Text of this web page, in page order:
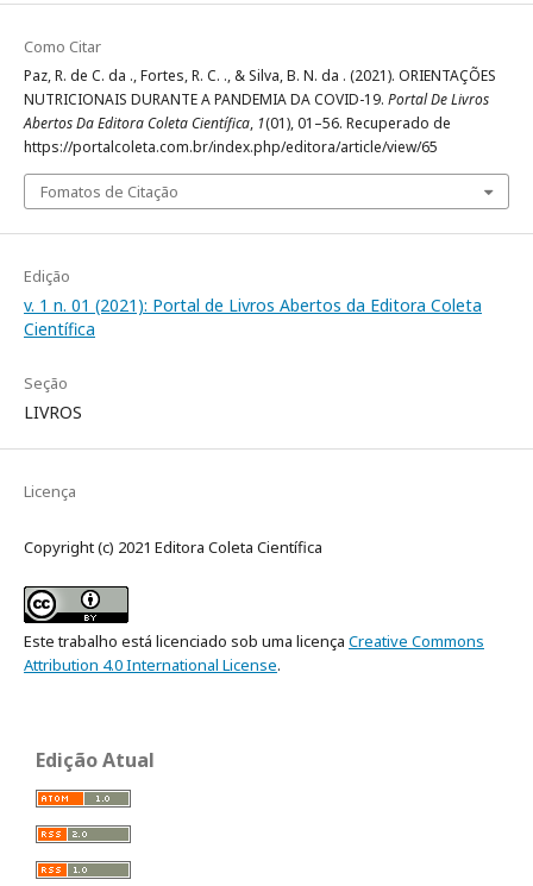
Como Citar
Paz, R. de C. da ., Fortes, R. C. ., & Silva, B. N. da . (2021). ORIENTAÇÕES
NUTRICIONAIS DURANTE A PANDEMIA DA COVID-19. Portal De Livros
Abertos Da Editora Coleta Científica, 1(01), 01–56. Recuperado de
https://portalcoleta.com.br/index.php/editora/article/view/65
Fomatos de Citação
Edição
v. 1 n. 01 (2021): Portal de Livros Abertos da Editora Coleta
Científica
Seção
LIVROS
Licença
Copyright (c) 2021 Editora Coleta Científica
Este trabalho está licenciado sob uma licença Creative Commons
Attribution 4.0 International License.
Edição Atual